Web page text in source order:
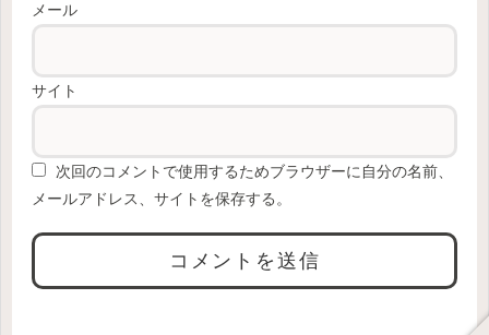
メール
サイト
次回のコメントで使用するためブラウザーに自分の名前、
メールアドレス、サイトを保存する。